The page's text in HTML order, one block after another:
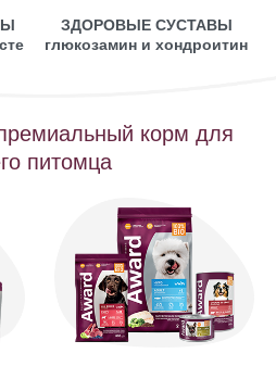
ЗДОРОВЫЕ СУСТАВЫ
глюкозамин и хондроитин
корм для
питомца